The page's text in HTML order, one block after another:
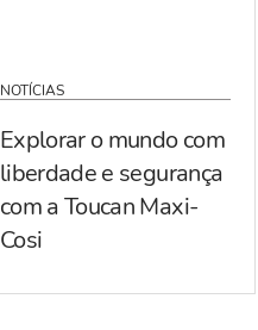
NOTÍCIAS
Explorar o mundo com
liberdade e segurança
com a Toucan Maxi-
Cosi